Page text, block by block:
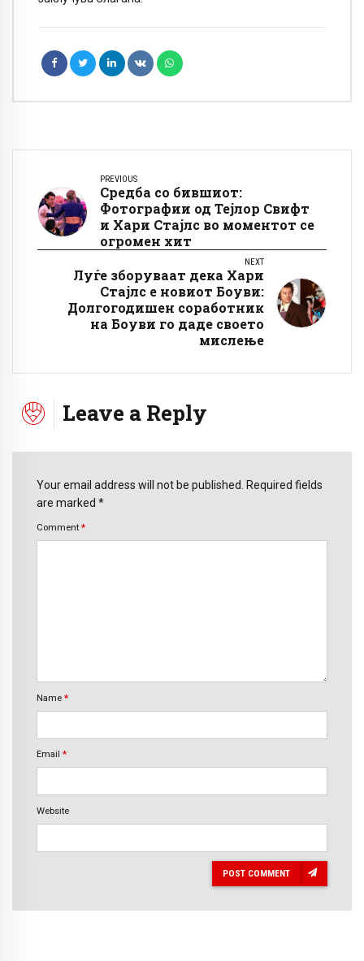
PREVIOUS
Средба со бившиот:
Фотографии од Тејлор Свифт
и Хари Стајлс во моментот се
огромен хит
NEXT
Луѓе зборуваат дека Хари
Стајлс е новиот Боуви:
Долгогодишен соработник
на Боуви го даде своето
мислење
Leave a Reply
Your email address will not be published. Required fields
are marked *
Comment *
Name *
Email *
Website
POST COMMENT